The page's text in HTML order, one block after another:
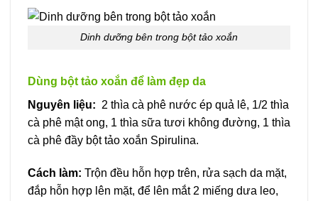
Dinh dưỡng bên trong bột tảo xoắn
Dùng bột tảo xoắn để làm đẹp da
Nguyên liệu: 2 thìa cà phê nước ép quả lê, 1/2 thìa
cà phê mật ong, 1 thìa sữa tươi không đường, 1 thìa
cà phê đầy bột tảo xoắn Spirulina.
Cách làm: Trộn đều hỗn hợp trên, rửa sạch da mặt,
đắp hỗn hợp lên mặt, để lên mắt 2 miếng dưa leo,